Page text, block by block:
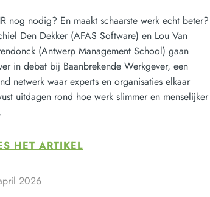
nog nodig? En maakt schaarste werk echt beter?
Den Dekker (AFAS Software) en Lou Van
(Antwerp Management School) gaan
in debat bij Baanbrekende Werkgever, een
netwerk waar experts en organisaties elkaar
uitdagen rond hoe werk slimmer en menselijker
HET ARTIKEL
2026